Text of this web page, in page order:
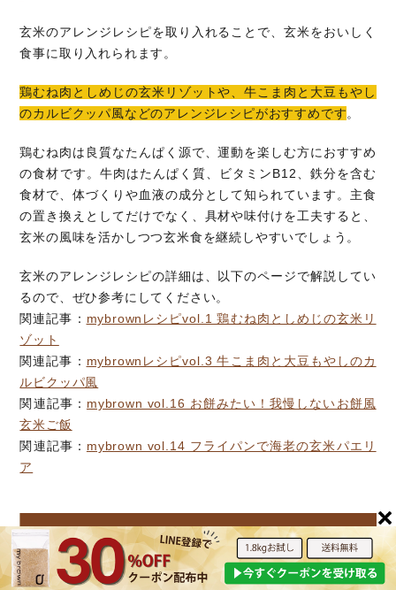
玄米のアレンジレシピを取り入れることで、玄米をおいしく
食事に取り入れられます。
鶏むね肉としめじの玄米リゾットや、牛こま肉と大豆もやし
のカルビクッパ風などのアレンジレシピがおすすめです。
鶏むね肉は良質なたんぱく源で、運動を楽しむ方におすすめ
の食材です。牛肉はたんぱく質、ビタミンB12、鉄分を含む
食材で、体づくりや血液の成分として知られています。主食
の置き換えとしてだけでなく、具材や味付けを工夫すると、
玄米の風味を活かしつつ玄米食を継続しやすいでしょう。
玄米のアレンジレシピの詳細は、以下のページで解説してい
るので、ぜひ参考にしてください。
関連記事： mybrownレシピvol.1 鶏むね肉としめじの玄米リ
ゾット
関連記事： mybrownレシピvol.3 牛こま肉と大豆もやしのカ
ルビクッパ風
関連記事： mybrown vol.16 お餅みたい！我慢しないお餅風
玄米ご飯
関連記事： mybrown vol.14 フライパンで海老の玄米パエリ
ア
白米から玄米に切り替える際の3つの注意点